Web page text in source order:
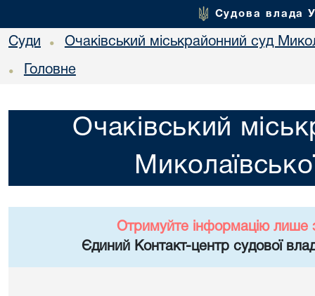
Судова влада
Суди • Очаківський міськрайонний суд
• Головне
Очаківський
Отримуйте інформацію лише
Єдиний Контакт-центр судової